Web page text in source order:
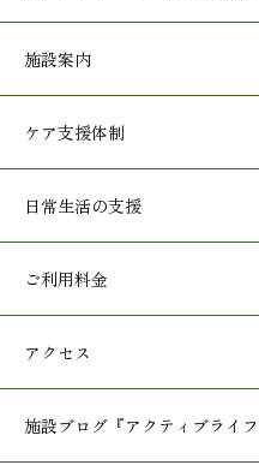
施設案内
ケア支援体制
日常生活の支援
ご利用料金
アクセス
施設ブログ 『アクティブライ